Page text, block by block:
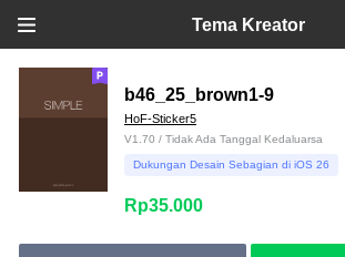
Tema Kreator
b46_25_brown1-9
HoF-Sticker5
V1.70 / Tidak Ada Tanggal Kedaluarsa
Dukungan Desain Sebagian di iOS 26
Rp35.000